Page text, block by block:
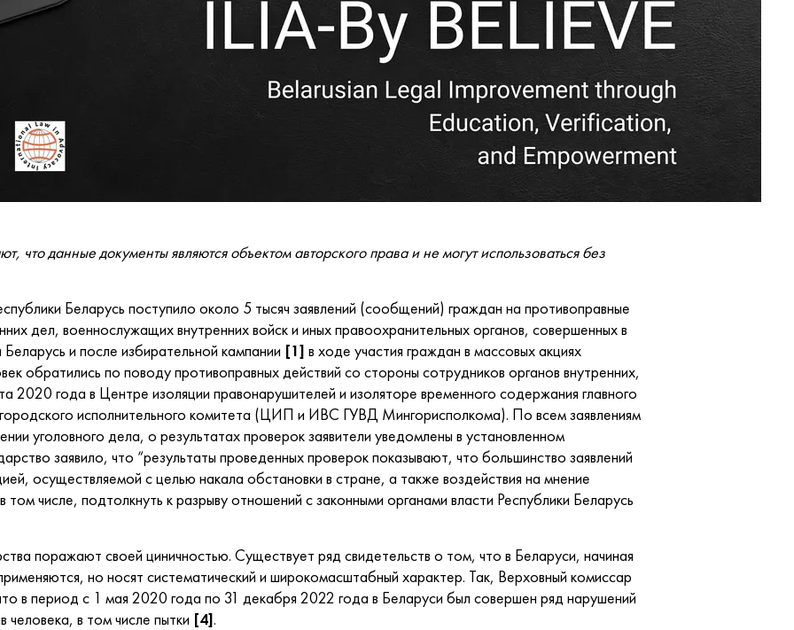
что данные документы являются объектом авторского права и не могут использоваться без
Беларусь поступило около 5 тысяч заявлений (сообщений) граждан на противоправные
дел, военнослужащих внутренних войск и иных правоохранительных органов, совершенных в
и после избирательной кампании [1] в ходе участия граждан в массовых акциях
обратились по поводу противоправных действий со стороны сотрудников органов внутренних,
2020 года в Центре изоляции правонарушителей и изоляторе временного содержания главного
исполнительного комитета (ЦИП и ИВС ГУВД Мингорисполкома). По всем заявлениям
уголовного дела, о результатах проверок заявители уведомлены в установленном
заявило, что “результаты проведенных проверок показывают, что большинство заявлений
осуществляемой с целью накала обстановки в стране, а также воздействия на мнение
числе, подтолкнуть к разрыву отношений с законными органами власти Республики Беларусь
поражают своей циничностью. Существует ряд свидетельств о том, что в Беларуси, начиная
но носят систематический и широкомасштабный характер. Так, Верховный комиссар
в период с 1 мая 2020 года по 31 декабря 2022 года в Беларуси был совершен ряд нарушений
в том числе пытки [4].